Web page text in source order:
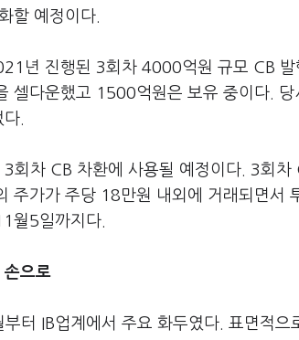
할 예정이다.
년 진행된 3회차 4000억원 규모 CB
셀다운했고 1500억원은 보유 중이다.
.
회차 CB 차환에 사용될 예정이다. 3회
주가가 주당 18만원 내외에 거래되면서
월5일까지다.
손으로
터 IB업계에서 주요 화두였다. 표면적